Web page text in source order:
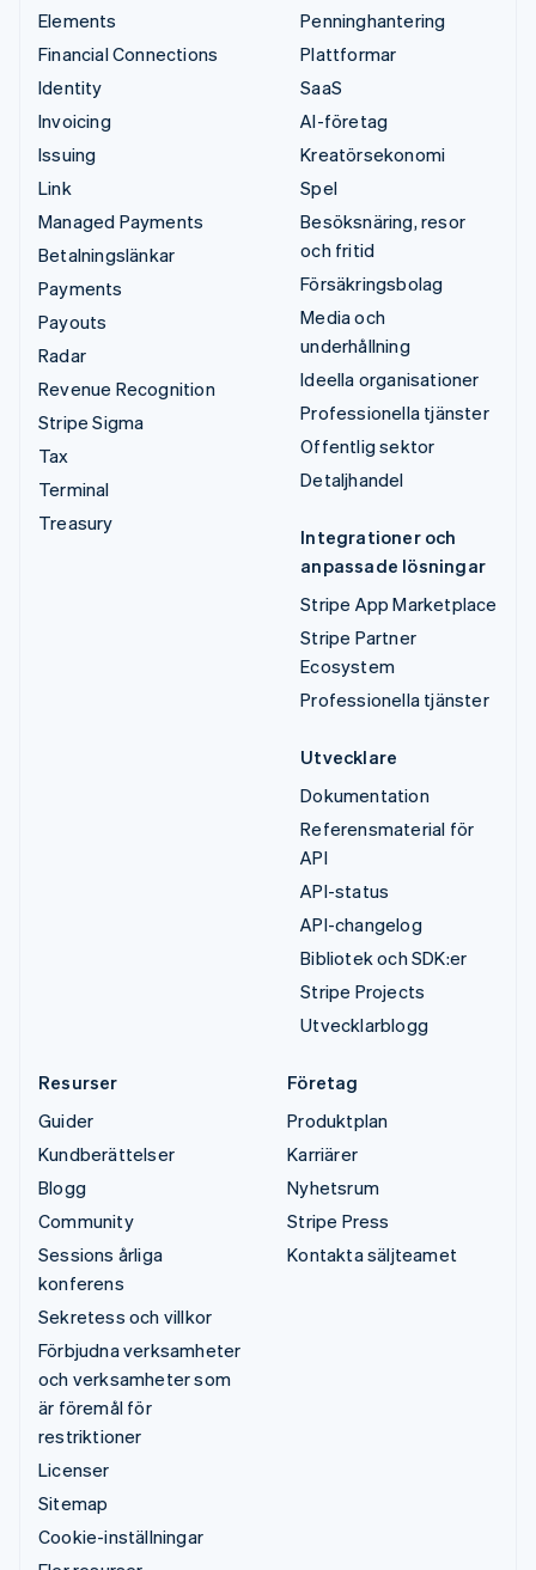
Elements
Financial Connections
Identity
Invoicing
Issuing
Link
Managed Payments
Betalningslänkar
Payments
Payouts
Radar
Revenue Recognition
Stripe Sigma
Tax
Terminal
Treasury
Penninghantering
Plattformar
SaaS
AI-företag
Kreatörsekonomi
Spel
Besöksnäring, resor
och fritid
Försäkringsbolag
Media och
underhållning
Ideella organisationer
Professionella tjänster
Offentlig sektor
Detaljhandel
Integrationer och
anpassade lösningar
Stripe App Marketplace
Stripe Partner
Ecosystem
Professionella tjänster
Utvecklare
Dokumentation
Referensmaterial för
API
API-status
API-changelog
Bibliotek och SDK:er
Stripe Projects
Utvecklarblogg
Resurser
Guider
Kundberättelser
Blogg
Community
Sessions årliga
konferens
Sekretess och villkor
Förbjudna verksamheter
och verksamheter som
är föremål för
restriktioner
Licenser
Sitemap
Cookie-inställningar
Företag
Produktplan
Karriärer
Nyhetsrum
Stripe Press
Kontakta säljteamet